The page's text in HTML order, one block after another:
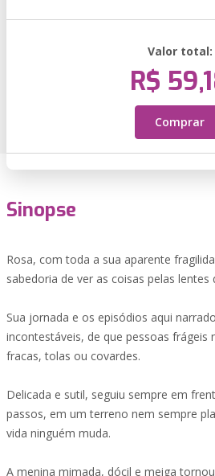
Valor total:
R$
Comprar
Sinopse
Rosa, com toda a sua aparente
sabedoria de ver as coisas pelas
Sua jornada e os episódios aqui
incontestáveis, de que pessoas frágeis
fracas, tolas ou covardes.
Delicada e sutil, seguiu sempre em
passos, em um terreno nem sempre
vida ninguém muda.
A menina mimada, dócil e meiga